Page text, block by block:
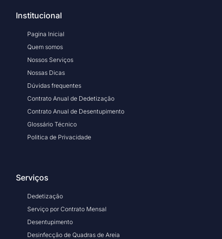
Institucional
Pagina Inicial
Quem somos
Nossos Serviços
Nossas Dicas
Dúvidas frequentes
Contrato Anual de Dedetização
Contrato Anual de Desentupimento
Glossário Técnico
Politica de Privacidade
Serviços
Dedetização
Serviço por Contrato Mensal
Desentupimento
Desinfecção de Quadras de Areia